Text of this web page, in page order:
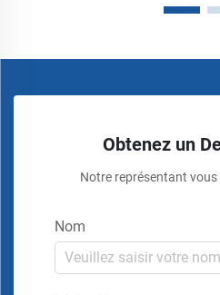
Obtenez un
Notre représentant
Nom